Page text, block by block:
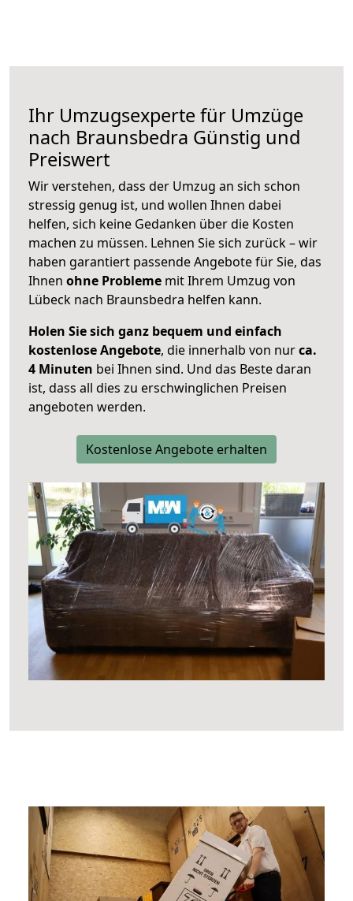
Ihr Umzugsexperte für Umzüge
nach Braunsbedra Günstig und
Preiswert
Wir verstehen, dass der Umzug an sich schon
stressig genug ist, und wollen Ihnen dabei
helfen, sich keine Gedanken über die Kosten
machen zu müssen. Lehnen Sie sich zurück – wir
haben garantiert passende Angebote für Sie, das
Ihnen ohne Probleme mit Ihrem Umzug von
Lübeck nach Braunsbedra helfen kann.
Holen Sie sich ganz bequem und einfach
kostenlose Angebote, die innerhalb von nurca.
4 Minuten bei Ihnen sind. Und das Beste daran
ist, dass all dies zu erschwinglichen Preisen
angeboten werden.
Kostenlose Angebote erhalten